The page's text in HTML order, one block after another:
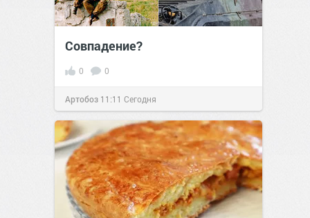
Совпадение?
0 0
Артобоз 11:11 Сегодня